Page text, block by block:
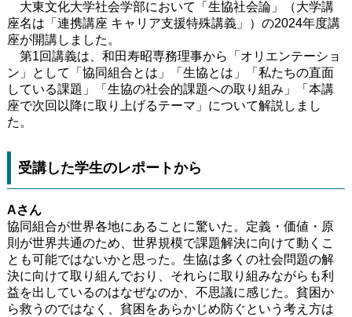
大東文化大学社会学部において「生協社会論」（大学講
座名は「連携講座 キャリア支援特殊講義」）の2024年度講
座が開講しました。
第1回講義は、和田寿昭専務理事から「オリエンテーショ
ン」として「協同組合とは」「生協とは」「私たちの直面
している課題」「生協の社会的課題への取り組み」「本講
座で次回以降に取り上げるテーマ」について解説しまし
た。
受講した学生のレポートから
Aさん
協同組合が世界各地にあることに驚いた。定義・価値・原
則が世界共通のため、世界規模で課題解決に向けて動くこ
とも可能ではないかと思った。生協は多くの社会問題の解
決に向けて取り組んでおり、それらに取り組みながらも利
益を出しているのはなぜなのか、不思議に感じた。貧困か
ら救うのではなく、貧困をあらかじめ防ぐという考え方は